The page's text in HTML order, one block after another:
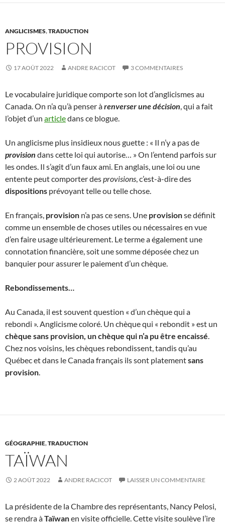
ANGLICISMES,TRADUCTION
PROVISION
17 AOÛT 2022 ANDRE RACICOT 3 COMMENTAIRES
Le vocabulaire juridique comporte son lot d’anglicismes au
Canada. On n’a qu’à penser àrenverser une décision, qui a fait
l’objet d’un articledans ce blogue.
Un anglicisme plus insidieux nous guette : « Il n’y a pas de
provision dans cette loi qui autorise… » On l’entend parfois sur
les ondes. Il s’agit d’un faux ami. En anglais, une loi ou une
entente peut comporter desprovisions, c’est-à-dire des
dispositions prévoyant telle ou telle chose.
En français, provision n’a pas ce sens. Une provisionse définit
comme un ensemble de choses utiles ou nécessaires en vue
d’en faire usage ultérieurement. Le terme a également une
connotation financière, soit une somme déposée chez un
banquier pour assurer le paiement d’un chèque.
Rebondissements…
Au Canada, il est souvent question « d’un chèque qui a
rebondi ». Anglicisme coloré. Un chèque qui « rebondit » est un
chèque sans provision, un chèque qui n’a pu être encaissé.
Chez nos voisins, les chèques rebondissent, tandis qu’au
Québec et dans le Canada français ils sont platementsans
provision.
GÉOGRAPHIE,TRADUCTION
TAÏWAN
2 AOÛT 2022 ANDRE RACICOT LAISSER UN COMMENTAIRE
La présidente de la Chambre des représentants, Nancy Pelosi,
se rendra àTaïwanen visite officielle. Cette visite soulève l’ire